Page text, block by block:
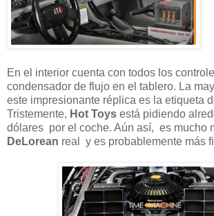
En el interior cuenta con todos los
condensador de flujo en el tablero. La
este impresionante réplica es la etiqueta
Tristemente, Hot Toys está pidiendo
dólares por el coche. Aún así, es mucho
DeLorean real y es probablemente más